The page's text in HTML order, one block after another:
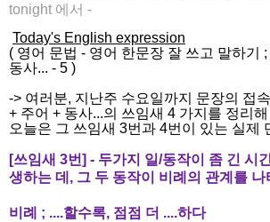
tonight 에서 -
Today's English expression
( 영어 문법 - 영어 한문장 잘 쓰고 말하기 ;
동사... - 5 )
-> 여러분, 지난주 수요일까지 문장의 접
+ 주어 + 동사...의 쓰임새 4 가지를 정리
오늘은 그 쓰임새 3번과 4번이 있는 실제
[쓰임새 3번] - 두가지 일/동작이 좀 긴 시
생하는 데, 그 두 동작이 비례의 관계를 나
비례 ; ....할수록, 점점 더 ....하다